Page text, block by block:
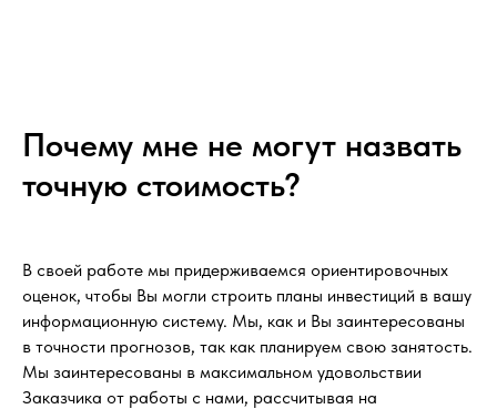
Почему мне не могут назвать
точную стоимость?
В своей работе мы придерживаемся ориентировочных
оценок, чтобы Вы могли строить планы инвестиций в вашу
информационную систему. Мы, как и Вы заинтересованы
в точности прогнозов, так как планируем свою занятость.
Мы заинтересованы в максимальном удовольствии
Заказчика от работы с нами, рассчитывая на